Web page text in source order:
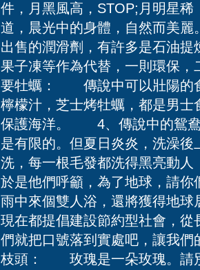
件，月黑風高，STOP;月明星
道，晨光中的身體，自然而
出售的潤滑劑，有許多是石油
果子凍等作為代替，一則環保
要牡蠣： 傳說中可以壯陽的
檸檬汁，芝士烤牡蠣，都是男士
保護海洋。 4、傳說中的鴛
是有限的。但夏日炎炎，洗澡
洗，每一根毛發都洗得黑亮動
於是他們呼籲，為了地球，請
雨中來個雙人浴，還將獲得地
現在都提倡建設節約型社會，
們就把口號落到實處吧，讓我
枝頭： 玫瑰是一朵玫瑰。請